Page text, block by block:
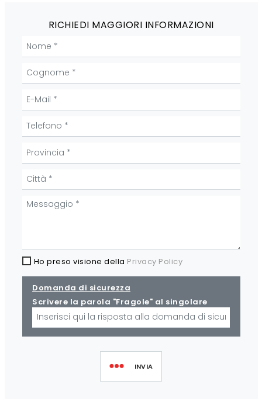
RICHIEDI MAGGIORI INFORMAZIONI
Ho preso visione della Privacy Policy
Domanda di sicurezza
Scrivere la parola "Fragole" al singolare
INVIA